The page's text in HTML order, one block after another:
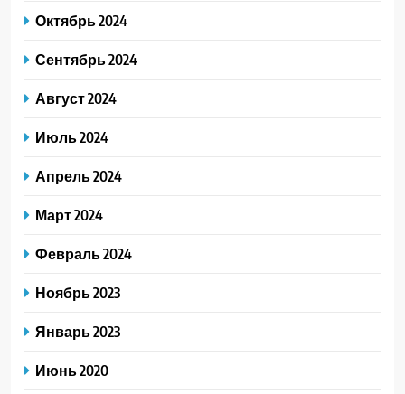
Октябрь 2024
Сентябрь 2024
Август 2024
Июль 2024
Апрель 2024
Март 2024
Февраль 2024
Ноябрь 2023
Январь 2023
Июнь 2020